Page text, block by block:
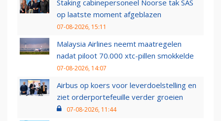
Staking cabinepersoneel Noorse tak SAS
op laatste moment afgeblazen
07-08-2026, 15:11
Malaysia Airlines neemt maatregelen
nadat piloot 70.000 xtc-pillen smokkelde
07-08-2026, 14:07
Airbus op koers voor leverdoelstelling en
ziet orderportefeuille verder groeien
07-08-2026, 11:44